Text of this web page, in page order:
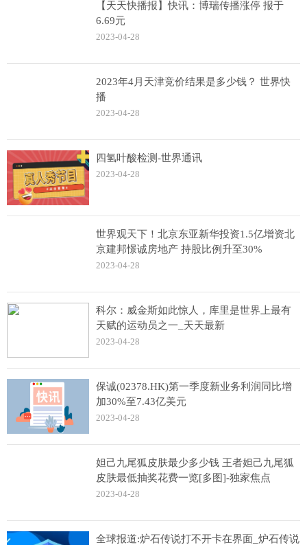
【天天快播报】快讯：博瑞传播涨停 报于
6.69元
2023-04-28
2023年4月天津竞价结果是多少钱？ 世界快
播
2023-04-28
四氢叶酸检测-世界通讯
2023-04-28
世界观天下！北京东亚新华投资1.5亿增资北
京建邦憬诚房地产 持股比例升至30%
2023-04-28
科尔：威金斯如此惊人，库里是世界上最有
天赋的运动员之一_天天最新
2023-04-28
保诚(02378.HK)第一季度新业务利润同比增
加30%至7.43亿美元
2023-04-28
妲己九尾狐皮肤最少多少钱 王者妲己九尾狐
皮肤最低抽奖花费一览[多图]-独家焦点
2023-04-28
全球报道:炉石传说打不开卡在界面_炉石传说